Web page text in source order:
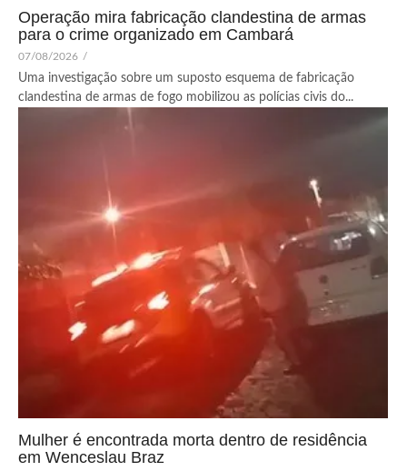
Operação mira fabricação clandestina de armas
para o crime organizado em Cambará
07/08/2026 /
Uma investigação sobre um suposto esquema de fabricação
clandestina de armas de fogo mobilizou as polícias civis do...
Mulher é encontrada morta dentro de residência
em Wenceslau Braz